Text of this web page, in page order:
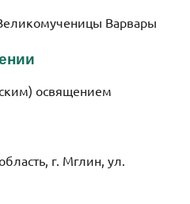
Варвары
освящением
г. Мглин, ул.